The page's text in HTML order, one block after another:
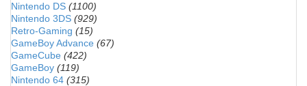
Nintendo DS (1100)
Nintendo 3DS (929)
Retro-Gaming (15)
GameBoy Advance (67)
GameCube (422)
GameBoy (119)
Nintendo 64 (315)